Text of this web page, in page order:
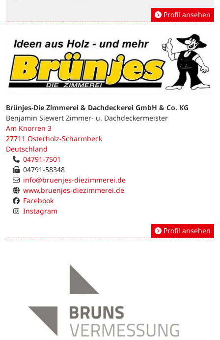
Profil ansehen
Brünjes-Die Zimmerei & Dachdeckerei GmbH & Co. KG
Benjamin Siewert Zimmer- u. Dachdeckermeister
Am Knorren 3
27711 Osterholz-Scharmbeck
Deutschland
04791-7501
04791-58348
info@bruenjes-diezimmerei.de
www.bruenjes-diezimmerei.de
Facebook
Instagram
Profil ansehen